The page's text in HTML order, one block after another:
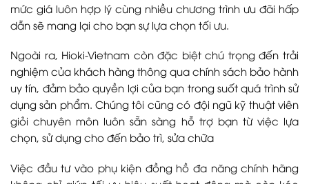
mức giá luôn hợp lý cùng nhiều chương trình ưu đãi hấp
dẫn sẽ mang lại cho bạn sự lựa chọn tối ưu.
Ngoài ra, Hioki-Vietnam còn đặc biệt chú trọng đến trải
nghiệm của khách hàng thông qua chính sách bảo hành
uy tín, đảm bảo quyền lợi của bạn trong suốt quá trình sử
dụng sản phẩm. Chúng tôi cũng có đội ngũ kỹ thuật viên
giỏi chuyên môn luôn sẵn sàng hỗ trợ bạn từ việc lựa
chọn, sử dụng cho đến bảo trì, sửa chữa
Việc đầu tư vào phụ kiện đồng hồ đa năng chính hãng